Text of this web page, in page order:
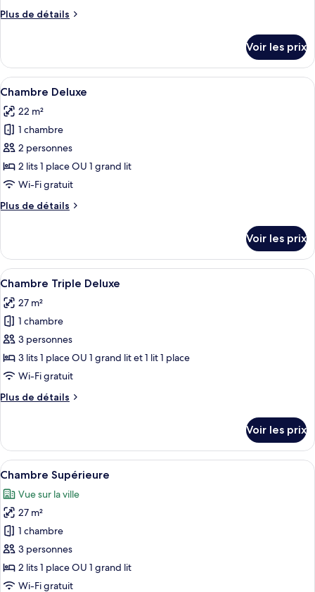
chambre :
(No
Daylight)
Plus de détails
Plus
le
type
de
Chambre
Économique
Daylight)
Voir les prix
Afficher
toutes
les
photos
pour
ce
type
chambre :
Une chambre d’hôtel avec un
5
Chambre Deluxe
22 m²
1 chambre
2 personnes
2 lits 1 place OU 1 grand lit
Wi-Fi gratuit
Plus de détails
Plus
le
type
de
Chambre
Deluxe
Voir les prix
Afficher
toutes
les
photos
pour
ce
type
chambre :
Deluxe
Une chambre d’hôtel avec deux lits,
5
Chambre Triple Deluxe
27 m²
1 chambre
3 personnes
3 lits 1 place OU 1 grand lit et 1 lit 1 place
Wi-Fi gratuit
Plus de détails
Plus
le
type
de
Chambre
Triple
Deluxe
Voir les prix
Afficher
toutes
les
photos
pour
ce
type
de
Une chambre d’hôtel avec un lit, un
7
Chambre Supérieure
Vue sur la ville
27 m²
1 chambre
3 personnes
2 lits 1 place OU 1 grand lit
Wi-Fi gratuit